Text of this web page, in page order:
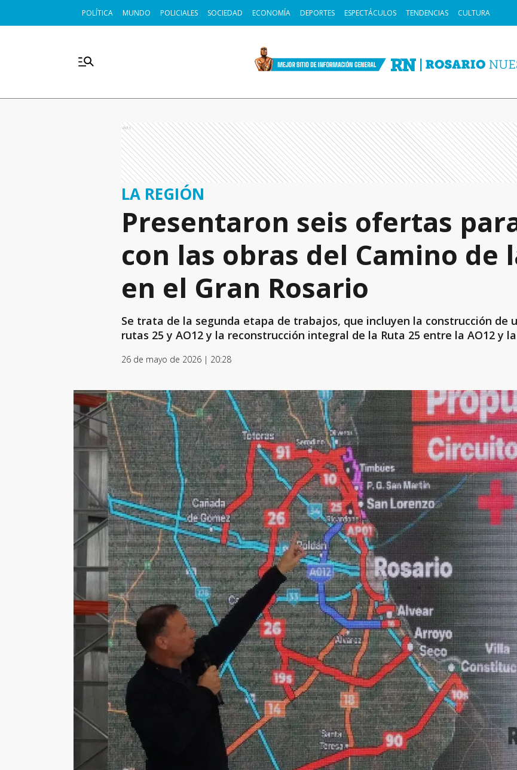
POLÍTICA MUNDO POLICIALES SOCIEDAD ECONOMÍA DEPORTES ESPECTÁCULOS TENDENCIAS CULTURA
Ads
LA REGIÓN
Presentaron seis ofertas
con las obras del Camino de
en el Gran Rosario
Se trata de la segunda etapa de trabajos, que incluyen la construcción de
rutas 25 y AO12 y la reconstrucción integral de la Ruta 25 entre la AO12 y
26 de mayo de 2026 | 20:28